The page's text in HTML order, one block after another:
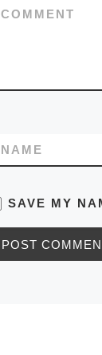
COMMENT
NAME
SAVE MY